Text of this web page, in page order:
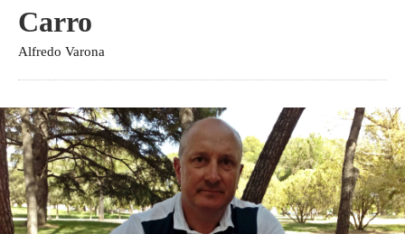
Carro
Alfredo Varona